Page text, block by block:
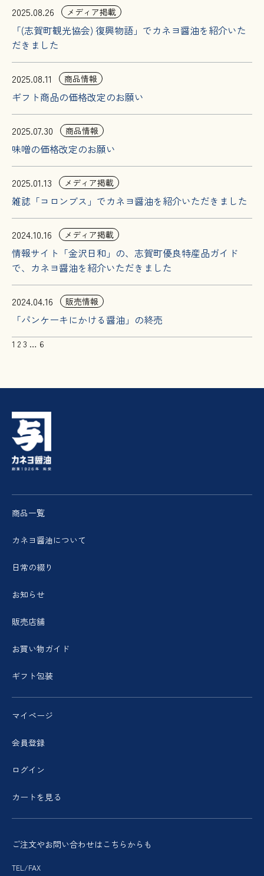
2025.08.26 メディア掲載
「(志賀町観光協会) 復興物語」でカネヨ醤油を紹介いた
だきました
2025.08.11 商品情報
ギフト商品の価格改定のお願い
2025.07.30 商品情報
味噌の価格改定のお願い
2025.01.13 メディア掲載
雑誌「コロンブス」でカネヨ醤油を紹介いただきました
2024.10.16 メディア掲載
情報サイト「金沢日和」の、志賀町優良特産品ガイド
で、カネヨ醤油を紹介いただきました
2024.04.16 販売情報
「パンケーキにかける醤油」の終売
1 2 3 … 6
商品一覧
カネヨ醤油について
日常の綴り
お知らせ
販売店舗
お買い物ガイド
ギフト包装
マイページ
会員登録
ログイン
カートを見る
ご注文やお問い合わせはこちらからも
TEL/FAX